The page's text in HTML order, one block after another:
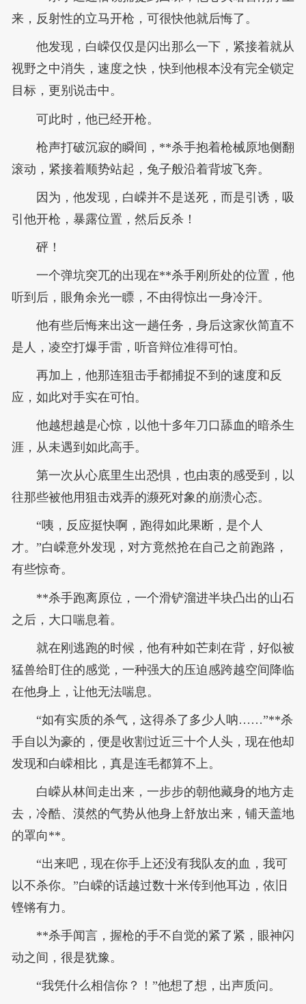
来，反射性的立马开枪，可很快他就后悔了。
他发现，白嵘仅仅是闪出那么一下，紧接着就从
视野之中消失，速度之快，快到他根本没有完全锁定
目标，更别说击中。
可此时，他已经开枪。
枪声打破沉寂的瞬间，**杀手抱着枪械原地侧翻
滚动，紧接着顺势站起，兔子般沿着背坡飞奔。
因为，他发现，白嵘并不是送死，而是引诱，吸
引他开枪，暴露位置，然后反杀！
砰！
一个弹坑突兀的出现在**杀手刚所处的位置，他
听到后，眼角余光一瞟，不由得惊出一身冷汗。
他有些后悔来出这一趟任务，身后这家伙简直不
是人，凌空打爆手雷，听音辩位准得可怕。
再加上，他那连狙击手都捕捉不到的速度和反
应，如此对手实在可怕。
他越想越是心惊，以他十多年刀口舔血的暗杀生
涯，从未遇到如此高手。
第一次从心底里生出恐惧，也由衷的感受到，以
往那些被他用狙击戏弄的濒死对象的崩溃心态。
“咦，反应挺快啊，跑得如此果断，是个人
才。”白嵘意外发现，对方竟然抢在自己之前跑路，
有些惊奇。
**杀手跑离原位，一个滑铲溜进半块凸出的山石
之后，大口喘息着。
就在刚逃跑的时候，他有种如芒刺在背，好似被
猛兽给盯住的感觉，一种强大的压迫感跨越空间降临
在他身上，让他无法喘息。
“如有实质的杀气，这得杀了多少人呐……”**杀
手自以为豪的，便是收割过近三十个人头，现在他却
发现和白嵘相比，真是连毛都算不上。
白嵘从林间走出来，一步步的朝他藏身的地方走
去，冷酷、漠然的气势从他身上舒放出来，铺天盖地
的罩向**。
“出来吧，现在你手上还没有我队友的血，我可
以不杀你。”白嵘的话越过数十米传到他耳边，依旧
铿锵有力。
**杀手闻言，握枪的手不自觉的紧了紧，眼神闪
动之间，很是犹豫。
“我凭什么相信你？！”他想了想，出声质问。